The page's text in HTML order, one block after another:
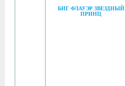
БИГ ФЛАУЭР ЗВЕЗДНЫЙ
ПРИНЦ